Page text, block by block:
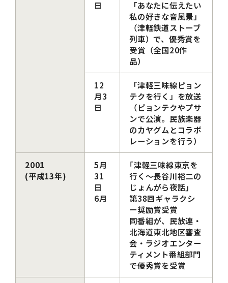
日
「あなたに伝えたい
私の好きな音風景」
（津軽鉄道ストーブ
列車）で、優秀賞を
受賞（全国20作
品）
12
月3
日
「津軽三味線ピョン
テクを行く」を放送
（ピョンテクやプサ
ンで公演。民族楽器
のカヤグムとコラボ
レーションを行う）
2001
(平成13年)
5月
31
日
6月
｢津軽三味線東京を
行く～長谷川裕二の
じょんがら夜話｣
第38回ギャラクシ
ー奨励賞受賞
同番組が、民放連・
北海道東北地区審査
会・ラジオエンター
ティメント番組部門
で優秀賞を受賞